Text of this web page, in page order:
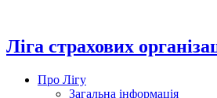
вмісту
Ліга страхових
Про Лігу
Загальна інформація